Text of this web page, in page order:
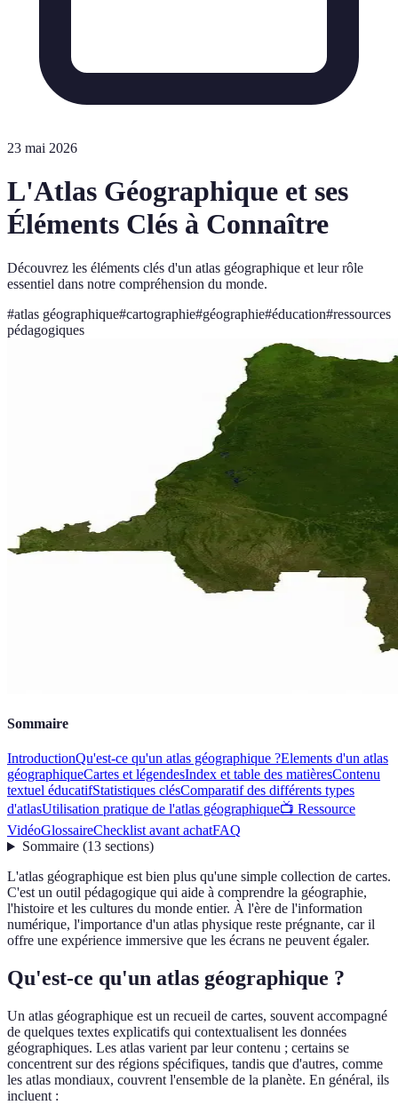
23 mai 2026
L'Atlas Géographique et ses
Éléments Clés à Connaître
Découvrez les éléments clés d'un atlas géographique et leur rôle
essentiel dans notre compréhension du monde.
#atlas géographique#cartographie#géographie#éducation#ressources
pédagogiques
Sommaire
IntroductionQu'est-ce qu'un atlas géographique ?Elements d'un atlas
géographiqueCartes et légendesIndex et table des matièresContenu
textuel éducatifStatistiques clésComparatif des différents types
d'atlasUtilisation pratique de l'atlas géographique📺 Ressource
VidéoGlossaireChecklist avant achatFAQ
Sommaire(13 sections)
L'atlas géographique est bien plus qu'une simple collection de cartes.
C'est un outil pédagogique qui aide à comprendre la géographie,
l'histoire et les cultures du monde entier. À l'ère de l'information
numérique, l'importance d'un atlas physique reste prégnante, car il
offre une expérience immersive que les écrans ne peuvent égaler.
Qu'est-ce qu'un atlas géographique ?
Un atlas géographique est un recueil de cartes, souvent accompagné
de quelques textes explicatifs qui contextualisent les données
géographiques. Les atlas varient par leur contenu ; certains se
concentrent sur des régions spécifiques, tandis que d'autres, comme
les atlas mondiaux, couvrent l'ensemble de la planète. En général, ils
incluent :